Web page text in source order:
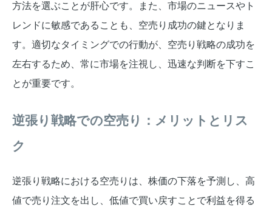
方法を選ぶことが肝心です。また、市場のニュースやト
レンドに敏感であることも、空売り成功の鍵となりま
す。適切なタイミングでの行動が、空売り戦略の成功を
左右するため、常に市場を注視し、迅速な判断を下すこ
とが重要です。
逆張り戦略での空売り：メリットとリス
ク
逆張り戦略における空売りは、株価の下落を予測し、高
値で売り注文を出し、低値で買い戻すことで利益を得る